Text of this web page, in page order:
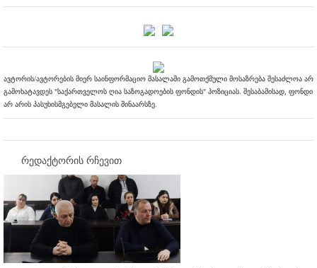
ავტორის/ავტორების მიერ საინფორმაციო მასალაში გამოთქმული მოსაზრება შესაძლოა არ
გამოხატავდეს "საქართველოს ღია საზოგადოების ფონდის" პოზიციას. შესაბამისად, ფონდი
არ არის პასუხისმგებელი მასალის შინაარსზე.
რედაქტორის რჩევით